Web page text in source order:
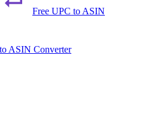
Free UPC to ASIN
ASIN Converter